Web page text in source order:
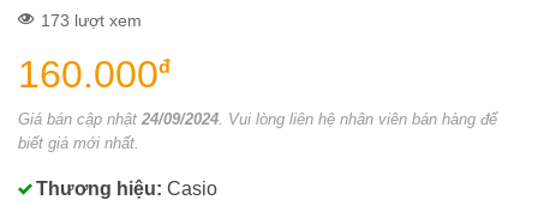
173 lượt xem
160.000đ
Giá bán cập nhật 24/09/2024 . Vui lòng liên hệ nhân viên bán hàng để
biết giá mới nhất.
Thương hiệu: Casio